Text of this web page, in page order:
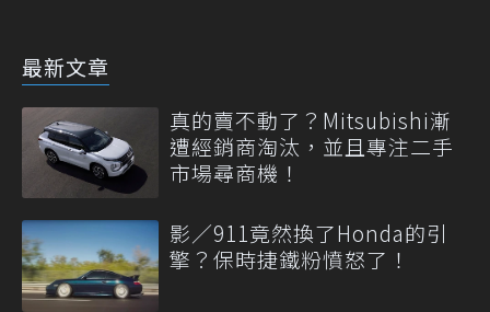
最新文章
真的賣不動了？Mitsubishi漸
遭經銷商淘汰，並且專注二手
市場尋商機！
影／911竟然換了Honda的引
擎？保時捷鐵粉憤怒了！